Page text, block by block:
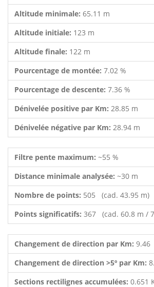
Altitude minimale: 65.11 m
Altitude initiale: 123 m
Altitude finale: 122 m
Pourcentage de montée: 7.02 %
Pourcentage de descente: 7.36 %
Dénivelée positive par Km: 28.85 m
Dénivelée négative par Km: 28.94 m
Filtre pente maximum: ~55 %
Distance minimale analysée: ~30 m
Nombre de points: 505 (cad. 43.95 m)
Points significatifs: 367 (cad. 60.8 m /
Changement de direction par Km: 9.46
Changement de direction >5º par Km:
Sections rectilignes accumulées: 0.651